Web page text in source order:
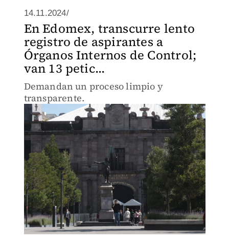
14.11.2024/
En Edomex, transcurre lento
registro de aspirantes a
Órganos Internos de Control;
van 13 petic...
Demandan un proceso limpio y
transparente.